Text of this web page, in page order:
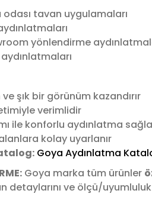
tavan uygulamaları
yönlendirme
şık bir görünüm kazandırır
verimlidir
ile konforlu aydınlatma
kolay uyarlanır
Goya Aydınlatma
Goya marka tüm ürünler
detaylarını ve ölçü/